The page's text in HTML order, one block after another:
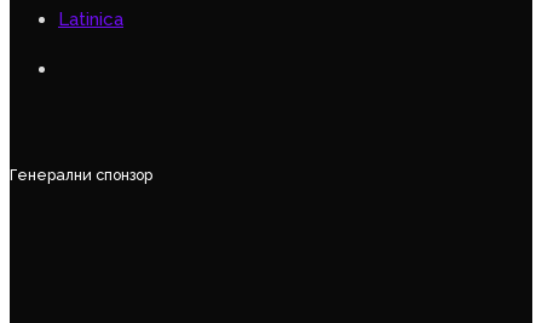
Latinica
Генерални спонзор